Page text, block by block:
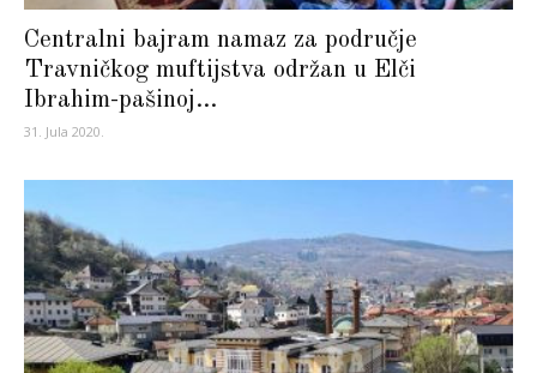
Centralni bajram namaz za područje
Travničkog muftijstva održan u Elči
Ibrahim-pašinoj...
31. Jula 2020.